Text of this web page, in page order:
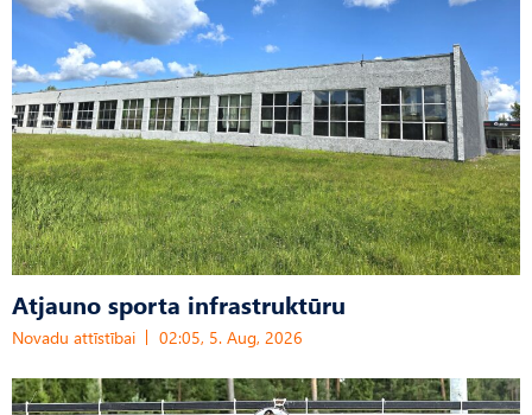
Atjauno sporta infrastruktūru
Novadu attīstībai 02:05, 5. Aug, 2026